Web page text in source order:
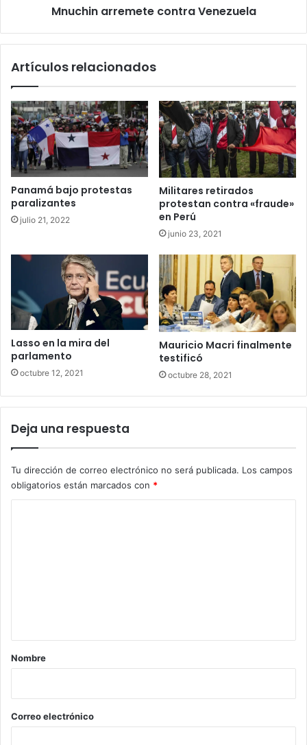
Mnuchin arremete contra Venezuela
Artículos relacionados
Panamá bajo protestas
paralizantes
julio 21, 2022
Militares retirados
protestan contra «fraude»
en Perú
junio 23, 2021
Lasso en la mira del
parlamento
octubre 12, 2021
Mauricio Macri finalmente
testificó
octubre 28, 2021
Deja una respuesta
Tu dirección de correo electrónico no será publicada. Los campos
obligatorios están marcados con *
r
*
Nombre
Correo electrónico